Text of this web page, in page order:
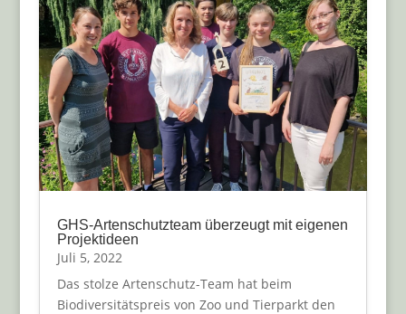
GHS-Artenschutzteam überzeugt mit eigenen
Projektideen
Juli 5, 2022
Das stolze Artenschutz-Team hat beim
Biodiversitätspreis von Zoo und Tierparkt den